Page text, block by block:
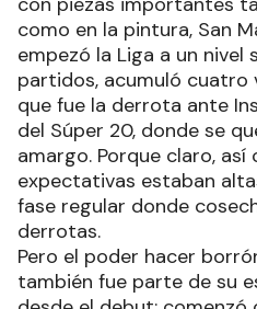
como en la pintura, San
empezó la Liga a un nivel
partidos, acumuló cuatro
que fue la derrota ante
del Súper 20, donde se
amargo. Porque claro, así
expectativas estaban
fase regular donde
derrotas.
Pero el poder hacer
también fue parte de su